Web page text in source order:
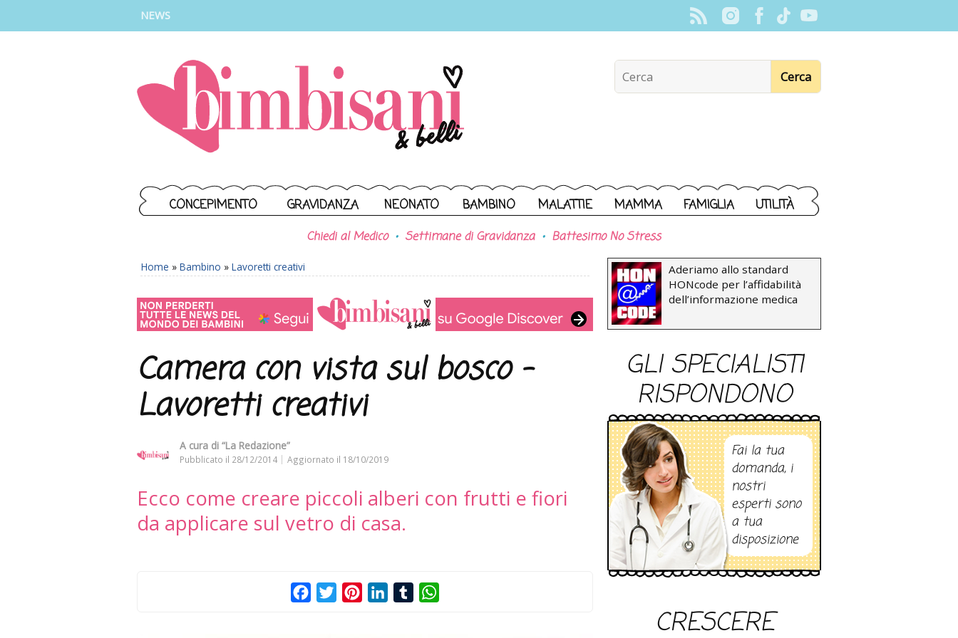
NEWS
CONCEPIMENTO GRAVIDANZA NEONATO BAMBINO MALATTIE MAMMA FAMIGLIA UTILITÀ
Chiedi al Medico Settimane di Gravidanza Battesimo No Stress
Home » Bambino » Lavoretti creativi
Camera con vista sul bosco –
Lavoretti creativi
A cura di “La Redazione”
Pubblicato il 28/12/2014 Aggiornato il 18/10/2019
Ecco come creare piccoli alberi con frutti e fiori
da applicare sul vetro di casa.
FacebookTwitterPinterestLinkedInTumblr
Aderiamo allo standard
HONcode per l’affidabilità
dell’informazione medica
GLI SPECIALISTI
RISPONDONO
Fai la tua
domanda, i
nostri
esperti sono
a tua
disposizione
CRESCERE